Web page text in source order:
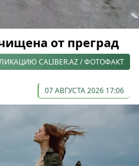
от преград
CALIBER.AZ / ФОТОФАКТ
07 АВГУСТА 2026 17:06